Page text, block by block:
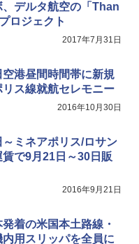
、デルタ航空の「Than
ロジェクト
2017年7月31日
港昼間時間帯に新規
ス線就航セレモニー
2016年10月30日
ミネアポリス/ロサン
で9月21日～30日販
2016年9月21日
着の米国本土路線・
用スリッパを全員に